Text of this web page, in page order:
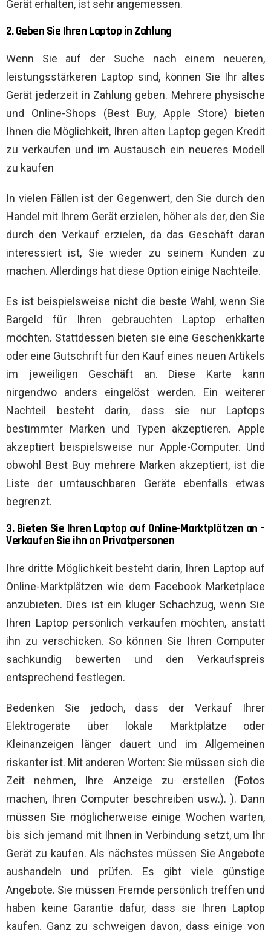
Gerät erhalten, ist sehr angemessen.
2. Geben Sie Ihren Laptop in Zahlung
Wenn Sie auf der Suche nach einem neueren,
leistungsstärkeren Laptop sind, können Sie Ihr altes
Gerät jederzeit in Zahlung geben. Mehrere physische
und Online-Shops (Best Buy, Apple Store) bieten
Ihnen die Möglichkeit, Ihren alten Laptop gegen Kredit
zu verkaufen und im Austausch ein neueres Modell
zu kaufen
In vielen Fällen ist der Gegenwert, den Sie durch den
Handel mit Ihrem Gerät erzielen, höher als der, den Sie
durch den Verkauf erzielen, da das Geschäft daran
interessiert ist, Sie wieder zu seinem Kunden zu
machen. Allerdings hat diese Option einige Nachteile.
Es ist beispielsweise nicht die beste Wahl, wenn Sie
Bargeld für Ihren gebrauchten Laptop erhalten
möchten. Stattdessen bieten sie eine Geschenkkarte
oder eine Gutschrift für den Kauf eines neuen Artikels
im jeweiligen Geschäft an. Diese Karte kann
nirgendwo anders eingelöst werden. Ein weiterer
Nachteil besteht darin, dass sie nur Laptops
bestimmter Marken und Typen akzeptieren. Apple
akzeptiert beispielsweise nur Apple-Computer. Und
obwohl Best Buy mehrere Marken akzeptiert, ist die
Liste der umtauschbaren Geräte ebenfalls etwas
begrenzt.
3. Bieten Sie Ihren Laptop auf Online-Marktplätzen an –
Verkaufen Sie ihn an Privatpersonen
Ihre dritte Möglichkeit besteht darin, Ihren Laptop auf
Online-Marktplätzen wie dem Facebook Marketplace
anzubieten. Dies ist ein kluger Schachzug, wenn Sie
Ihren Laptop persönlich verkaufen möchten, anstatt
ihn zu verschicken. So können Sie Ihren Computer
sachkundig bewerten und den Verkaufspreis
entsprechend festlegen.
Bedenken Sie jedoch, dass der Verkauf Ihrer
Elektrogeräte über lokale Marktplätze oder
Kleinanzeigen länger dauert und im Allgemeinen
riskanter ist. Mit anderen Worten: Sie müssen sich die
Zeit nehmen, Ihre Anzeige zu erstellen (Fotos
machen, Ihren Computer beschreiben usw.). ). Dann
müssen Sie möglicherweise einige Wochen warten,
bis sich jemand mit Ihnen in Verbindung setzt, um Ihr
Gerät zu kaufen. Als nächstes müssen Sie Angebote
aushandeln und prüfen. Es gibt viele günstige
Angebote. Sie müssen Fremde persönlich treffen und
haben keine Garantie dafür, dass sie Ihren Laptop
kaufen. Ganz zu schweigen davon, dass einige von